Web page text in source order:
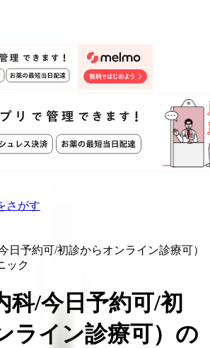
さがす
日予約可/初診からオンライン診療可）
ック
科/今日予約可/初
ライン診療可） の